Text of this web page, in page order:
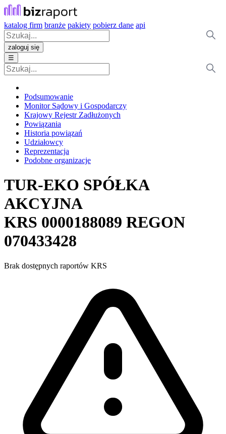
katalog firm branże pakiety pobierz dane api
zaloguj się
☰
Podsumowanie
Monitor Sądowy i Gospodarczy
Krajowy Rejestr Zadłużonych
Powiązania
Historia powiązań
Udziałowcy
Reprezentacja
Podobne organizacje
TUR-EKO SPÓŁKA
AKCYJNA
KRS 0000188089 REGON
070433428
Brak dostępnych raportów KRS